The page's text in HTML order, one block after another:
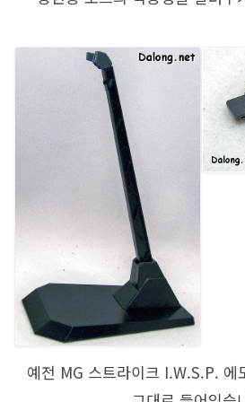
예전 MG 스트라이크 I.W.S.P. 에